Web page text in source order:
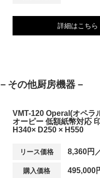
詳細はこちら
－その他厨房機器－
VMT-120 Operal(オペラ
オーピー 低額紙幣対応
H340× D250 × H550
リース価格 8,360円
購入価格 495,000